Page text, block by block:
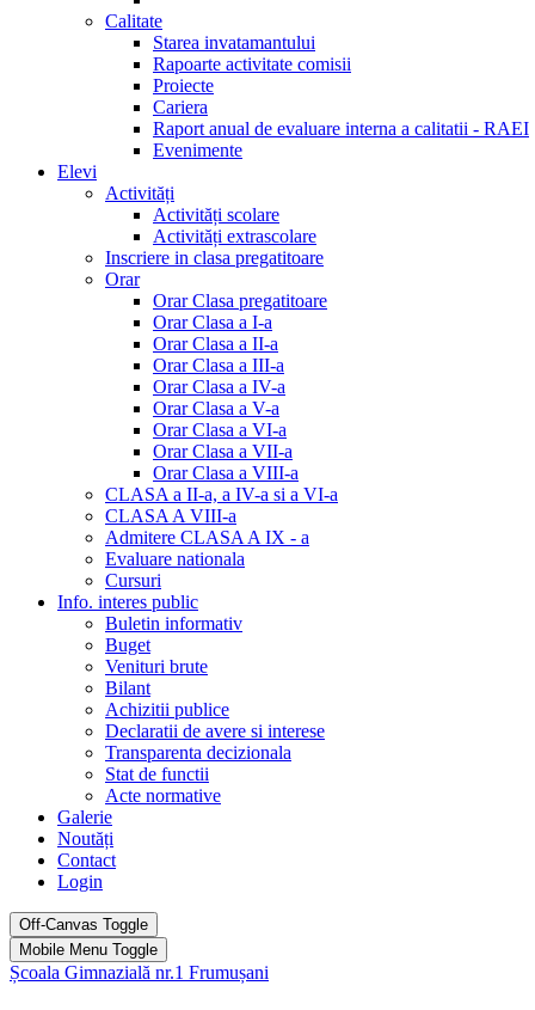
Calitate
Starea invatamantului
Rapoarte activitate comisii
Proiecte
Cariera
Raport anual de evaluare interna a calitatii - RAEI
Evenimente
Elevi
Activități
Activități scolare
Activități extrascolare
Inscriere in clasa pregatitoare
Orar
Orar Clasa pregatitoare
Orar Clasa a I-a
Orar Clasa a II-a
Orar Clasa a III-a
Orar Clasa a IV-a
Orar Clasa a V-a
Orar Clasa a VI-a
Orar Clasa a VII-a
Orar Clasa a VIII-a
CLASA a II-a, a IV-a si a VI-a
CLASA A VIII-a
Admitere CLASA A IX - a
Evaluare nationala
Cursuri
Info. interes public
Buletin informativ
Buget
Venituri brute
Bilant
Achizitii publice
Declaratii de avere si interese
Transparenta decizionala
Stat de functii
Acte normative
Galerie
Noutăți
Contact
Login
Off-Canvas Toggle
Mobile Menu Toggle
Școala Gimnazială nr.1 Frumușani